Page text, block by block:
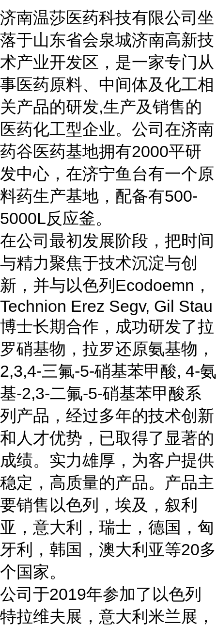
济南温莎医药科技有限公司坐
落于山东省会泉城济南高新技
术产业开发区，是一家专门从
事医药原料、中间体及化工相
关产品的研发,生产及销售的
医药化工型企业。公司在济南
药谷医药基地拥有2000平研
发中心，在济宁鱼台有一个原
料药生产基地，配备有500-
5000L反应釜。
在公司最初发展阶段，把时间
与精力聚焦于技术沉淀与创
新，并与以色列Ecodoemn，
Technion Erez Segv, Gil Stau
博士长期合作，成功研发了拉
罗硝基物，拉罗还原氨基物，
2,3,4-三氟-5-硝基苯甲酸, 4-氨
基-2,3-二氟-5-硝基苯甲酸系
列产品，经过多年的技术创新
和人才优势，已取得了显著的
成绩。实力雄厚，为客户提供
稳定，高质量的产品。产品主
要销售以色列，埃及，叙利
亚，意大利，瑞士，德国，匈
牙利，韩国，澳大利亚等20多
个国家。
公司于2019年参加了以色列
特拉维夫展，意大利米兰展，